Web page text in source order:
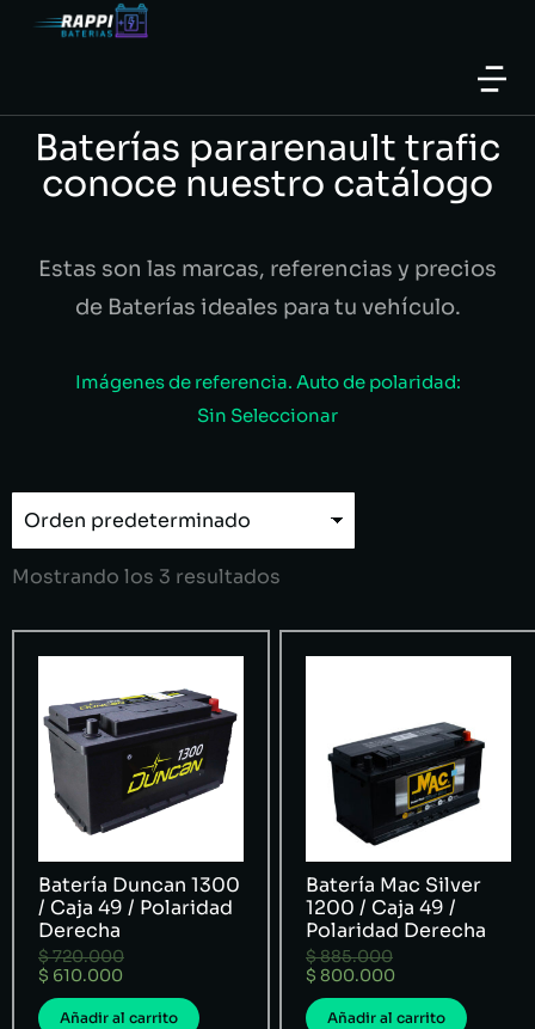
Baterías pararenault trafic
conoce nuestro catálogo
Estas son las marcas, referencias y precios
de Baterías ideales para tu vehículo.
Imágenes de referencia. Auto de polaridad:
Sin Seleccionar
Mostrando los 3 resultados
Batería Duncan 1300
/ Caja 49 / Polaridad
Derecha
$720.000
$ 610.000
Añadir al carrito
Batería Mac Silver
1200 / Caja 49 /
Polaridad Derecha
$885.000
$ 800.000
Añadir al carrito